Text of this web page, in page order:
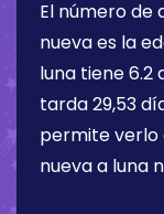
El número de
nueva es la
luna tiene6.2
tarda 29,53
permite verlo
nueva a luna